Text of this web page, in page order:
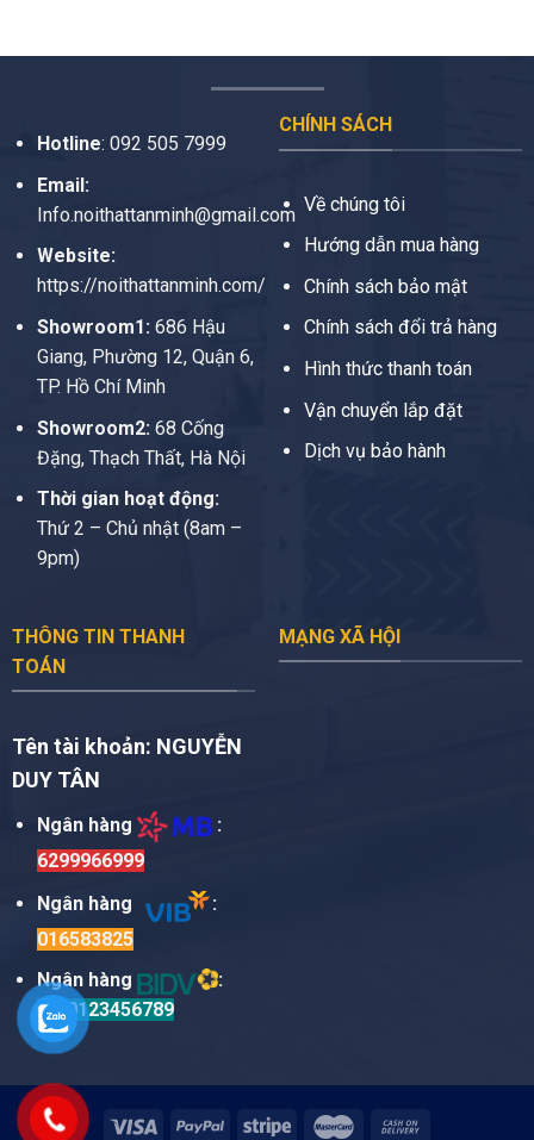
Hotline: 092 505 7999
Email:
Info.noithattanminh@gmail.com
Website:
https://noithattanminh.com/
Showroom1: 686 Hậu
Giang, Phường 12, Quận 6,
TP. Hồ Chí Minh
Showroom2: 68 Cống
Đặng, Thạch Thất, Hà Nội
Thời gian hoạt động:
Thứ 2 – Chủ nhật (8am –
9pm)
CHÍNH SÁCH
Về chúng tôi
Hướng dẫn mua hàng
Chính sách bảo mật
Chính sách đổi trả hàng
Hình thức thanh toán
Vận chuyển lắp đặt
Dịch vụ bảo hành
THÔNG TIN THANH
TOÁN
Tên tài khoản: NGUYỄN
DUY TÂN
Ngân hàng
:
6299966999
Ngân hàng
:
016583825
Ngân hàng
:
TM0123456789
MẠNG XÃ HỘI